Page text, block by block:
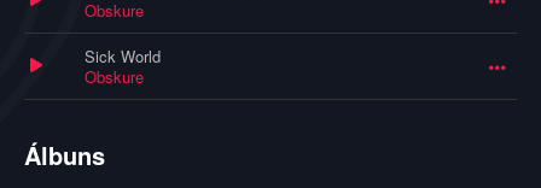
Obskure
Sick World
Obskure
Álbuns